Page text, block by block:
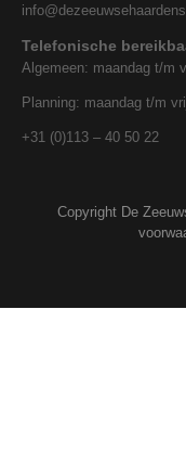
Telefonische
Algemeen: maandag t/m
Planning: maandag t/m
+31 (0)113 – 40 50 22
Copyright De